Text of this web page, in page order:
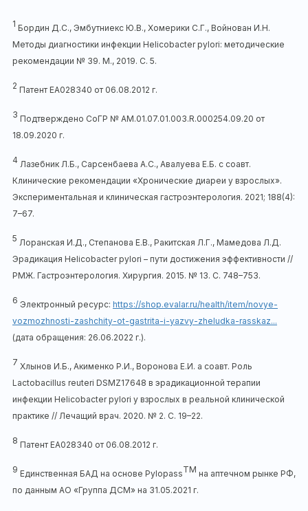
1 Бордин Д.С., Эмбутниекс Ю.В., Хомерики С.Г., Войнован И.Н.
Методы диагностики инфекции Helicobacter pylori: методические
рекомендации № 39. М., 2019. С. 5.
2 Патент ЕА028340 от 06.08.2012 г.
3 Подтверждено СоГР № АМ.01.07.01.003.R.000254.09.20 от
18.09.2020 г.
4 Лазебник Л.Б., Сарсенбаева А.С., Авалуева Е.Б. с соавт.
Клинические рекомендации «Хронические диареи у взрослых».
Экспериментальная и клиническая гастроэнтерология. 2021; 188(4):
7–67.
5 Лоранская И.Д., Степанова Е.В., Ракитская Л.Г., Мамедова Л.Д.
Эрадикация Нelicobacter pylori – пути достижения эффективности //
РМЖ. Гастроэнтерология. Хирургия. 2015. № 13. С. 748–753.
6 Электронный ресурс: https://shop.evalar.ru/health/item/novye-
vozmozhnosti-zashchity-ot-gastrita-i-yazvy-zheludka-rasskaz...
(дата обращения: 26.06.2022 г.).
7 Хлынов И.Б., Акименко Р.И., Воронова Е.И. а соавт. Роль
Lactobacillus reuteri DSMZ17648 в эрадикационной терапии
инфекции Helicobacter pylori у взрослых в реальной клинической
практике // Лечащий врач. 2020. № 2. С. 19–22.
8 Патент ЕА028340 от 06.08.2012 г.
9 Единственная БАД на основе PylopassТМ на аптечном рынке РФ,
по данным АО «Группа ДСМ» на 31.05.2021 г.